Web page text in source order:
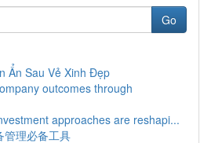
Go
Ẩn Sau Vẻ Xinh Đẹp
outcomes through
approaches are reshapi...
管理必备工具